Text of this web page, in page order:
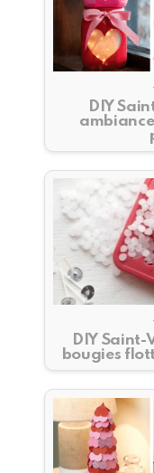
DIY
DIY
bougies